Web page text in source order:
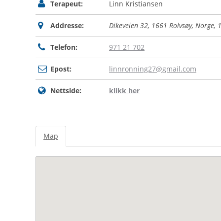
Terapeut: Linn Kristiansen
Addresse: Dikeveien 32, 1661 Rolvsøy, Norge,
Telefon: 971 21 702
Epost: linnronning27@gmail.com
Nettside: klikk her
Map